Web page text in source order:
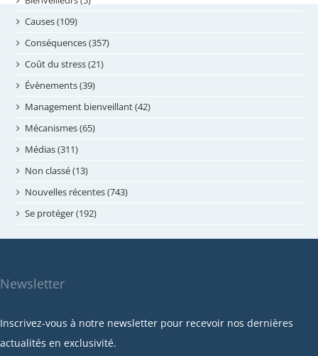
août 2024
juillet 2024
juin 2024
mai 2024
avril 2024
février 2024
janvier 2024
novembre 2023
octobre 2023
septembre 2023
mars 2023
janvier 2023
décembre 2022
Causes (109)
Conséquences (357)
Coût du stress (21)
Évènements (39)
Management bienveillant (42)
Mécanismes (65)
Médias (311)
Non classé (13)
Nouvelles récentes (743)
Se protéger (192)
Newsletter
Inscrivez-vous à notre newsletter pour recevoir nos dernières
actualités en exclusivité.